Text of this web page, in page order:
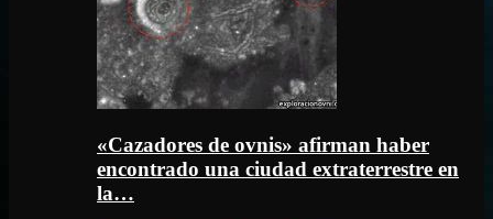
«Cazadores de ovnis» afirman haber
encontrado una ciudad extraterrestre en
la…